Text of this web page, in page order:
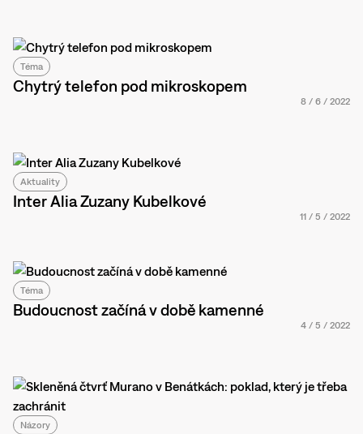
Téma
Chytrý telefon pod mikroskopem
8 / 6 / 2022
Aktuality
Inter Alia Zuzany Kubelkové
11 / 5 / 2022
Téma
Budoucnost začíná v době kamenné
4 / 5 / 2022
Názory